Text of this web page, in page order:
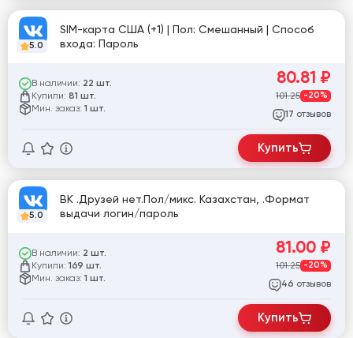
5.0
SIM-карта США (+1) | Пол: Смешанный | Способ
входа: Пароль
В наличии: 22 шт.
Купили: 81 шт.
Мин. заказ: 1 шт.
80.81 ₽
101.25 -20%
17 отзывов
Купить
5.0
ВК .Друзей нет.Пол/микс. Казахстан, .Формат
выдачи логин/пароль
В наличии: 2 шт.
Купили: 169 шт.
Мин. заказ: 1 шт.
81.00 ₽
101.25 -20%
46 отзывов
Купить